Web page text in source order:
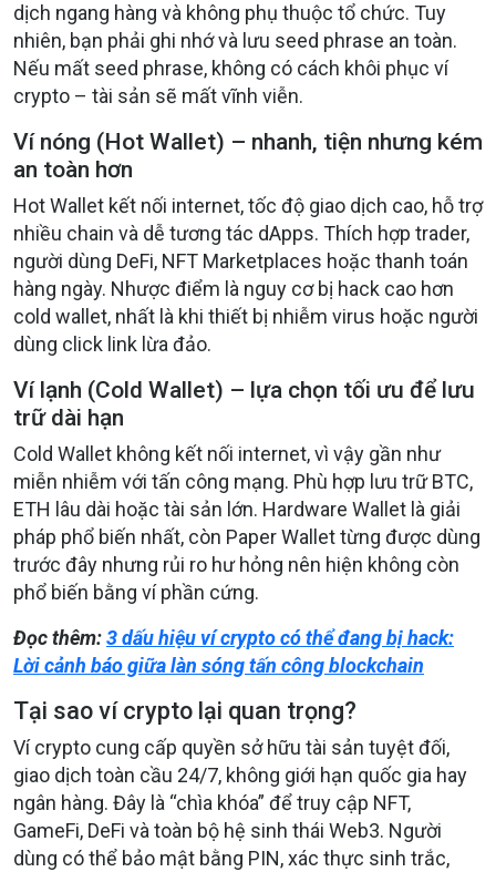
dịch ngang hàng và không phụ thuộc tổ chức. Tuy
nhiên, bạn phải ghi nhớ và lưu seed phrase an toàn.
Nếu mất seed phrase, không có cách khôi phục ví
crypto – tài sản sẽ mất vĩnh viễn.
Ví nóng (Hot Wallet) – nhanh, tiện nhưng kém
an toàn hơn
Hot Wallet kết nối internet, tốc độ giao dịch cao, hỗ trợ
nhiều chain và dễ tương tác dApps. Thích hợp trader,
người dùng DeFi, NFT Marketplaces hoặc thanh toán
hàng ngày. Nhược điểm là nguy cơ bị hack cao hơn
cold wallet, nhất là khi thiết bị nhiễm virus hoặc người
dùng click link lừa đảo.
Ví lạnh (Cold Wallet) – lựa chọn tối ưu để lưu
trữ dài hạn
Cold Wallet không kết nối internet, vì vậy gần như
miễn nhiễm với tấn công mạng. Phù hợp lưu trữ BTC,
ETH lâu dài hoặc tài sản lớn. Hardware Wallet là giải
pháp phổ biến nhất, còn Paper Wallet từng được dùng
trước đây nhưng rủi ro hư hỏng nên hiện không còn
phổ biến bằng ví phần cứng.
Đọc thêm:3 dấu hiệu ví crypto có thể đang bị hack:
Lời cảnh báo giữa làn sóng tấn công blockchain
Tại sao ví crypto lại quan trọng?
Ví crypto cung cấp quyền sở hữu tài sản tuyệt đối,
giao dịch toàn cầu 24/7, không giới hạn quốc gia hay
ngân hàng. Đây là “chìa khóa” để truy cập NFT,
GameFi, DeFi và toàn bộ hệ sinh thái Web3. Người
dùng có thể bảo mật bằng PIN, xác thực sinh trắc,